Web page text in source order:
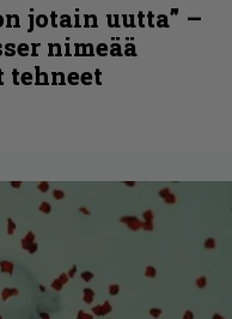
jotain uutta” –
nimeää